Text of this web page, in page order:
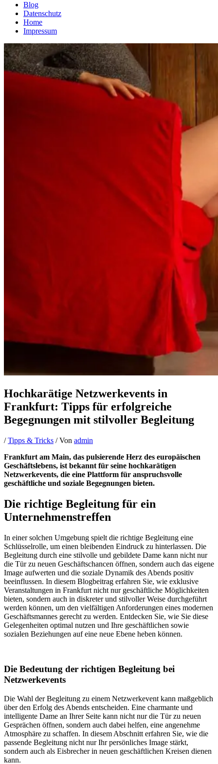
Blog
Datenschutz
Home
Impressum
Hochkarätige Netzwerkevents in
Frankfurt: Tipps für erfolgreiche
Begegnungen mit stilvoller Begleitung
/Tipps & Tricks / Von admin
Frankfurt am Main, das pulsierende Herz des europäischen
Geschäftslebens, ist bekannt für seine hochkarätigen
Netzwerkevents, die eine Plattform für anspruchsvolle
geschäftliche und soziale Begegnungen bieten.
Die richtige Begleitung für ein
Unternehmenstreffen
In einer solchen Umgebung spielt die richtige Begleitung eine
Schlüsselrolle, um einen bleibenden Eindruck zu hinterlassen. Die
Begleitung durch eine stilvolle und gebildete Dame kann nicht nur
die Tür zu neuen Geschäftschancen öffnen, sondern auch das eigene
Image aufwerten und die soziale Dynamik des Abends positiv
beeinflussen. In diesem Blogbeitrag erfahren Sie, wie exklusive
Veranstaltungen in Frankfurt nicht nur geschäftliche Möglichkeiten
bieten, sondern auch in diskreter und stilvoller Weise durchgeführt
werden können, um den vielfältigen Anforderungen eines modernen
Geschäftsmannes gerecht zu werden. Entdecken Sie, wie Sie diese
Gelegenheiten optimal nutzen und Ihre geschäftlichen sowie
sozialen Beziehungen auf eine neue Ebene heben können.
Die Bedeutung der richtigen Begleitung bei
Netzwerkevents
Die Wahl der Begleitung zu einem Netzwerkevent kann maßgeblich
über den Erfolg des Abends entscheiden. Eine charmante und
intelligente Dame an Ihrer Seite kann nicht nur die Tür zu neuen
Gesprächen öffnen, sondern auch dabei helfen, eine angenehme
Atmosphäre zu schaffen. In diesem Abschnitt erfahren Sie, wie die
passende Begleitung nicht nur Ihr persönliches Image stärkt,
sondern auch als Eisbrecher in neuen geschäftlichen Kreisen dienen
kann.